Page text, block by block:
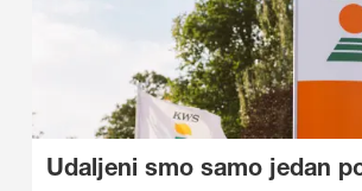
Udaljeni smo samo jedan